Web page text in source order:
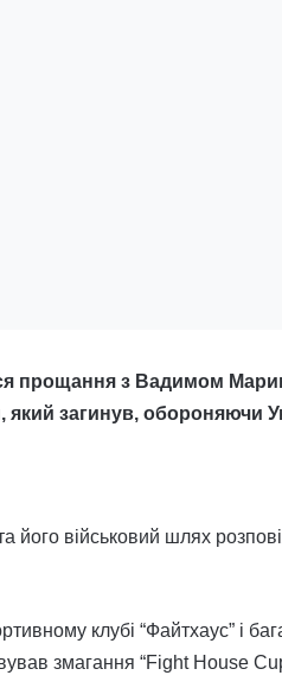
прощання з Вадимом
загинув, обороняючи
військовий шлях
клубі “Файтхаус” і
змагання “Fight House